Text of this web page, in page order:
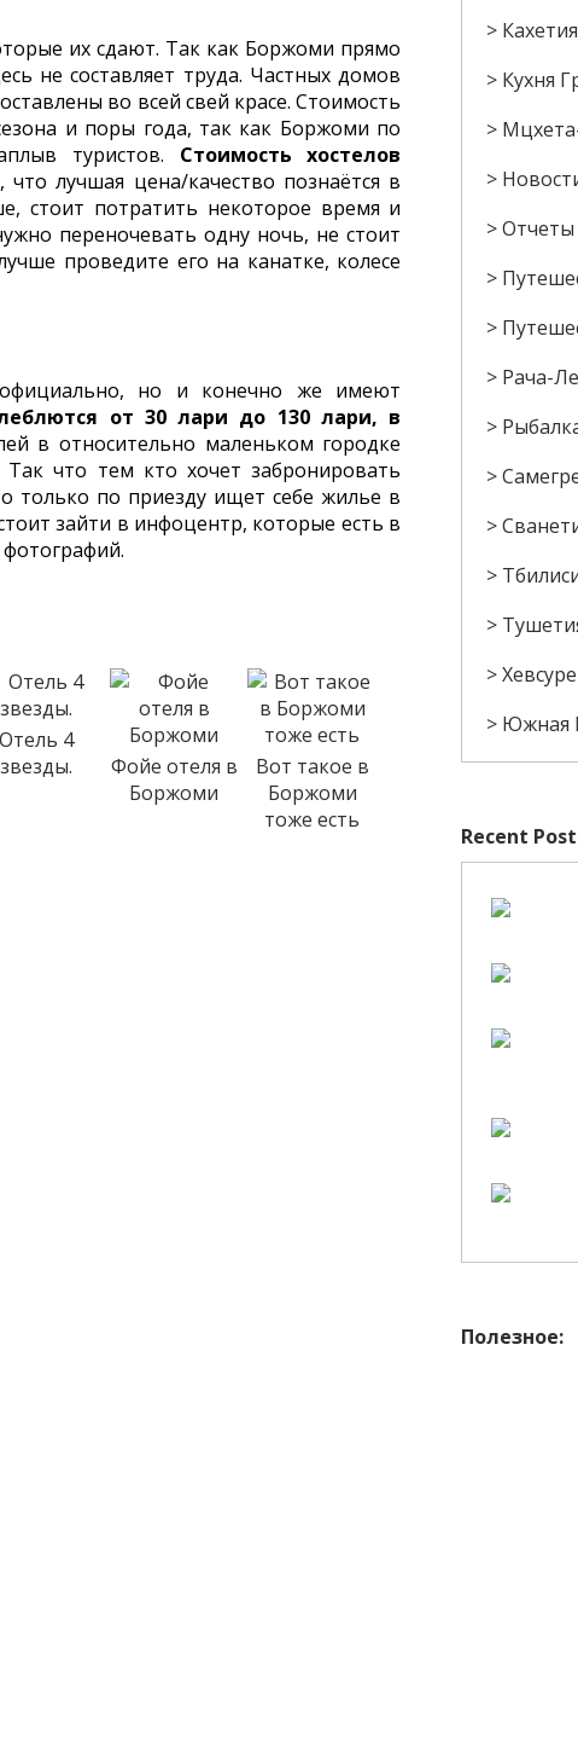
их сдают. Так как Боржоми прямо
не составляет труда. Частных домов
во всей свей красе. Стоимость
и поры года, так как Боржоми по
туристов. Стоимость хостелов
лучшая цена/качество познаётся в
стоит потратить некоторое время и
переночевать одну ночь, не стоит
проведите его на канатке, колесе
но и конечно же имеют
от 30 лари до 130 лари, в
в относительно маленьком городке
что тем кто хочет забронировать
только по приезду ищет себе жилье в
зайти в инфоцентр, которые есть в
Отель 4
звезды.
Фойе отеля в
Боржоми
Вот такое в
Боржоми
тоже есть
Кахетия
Кухня
Отчеты
Рача-
Южная
Recent
Полезное: